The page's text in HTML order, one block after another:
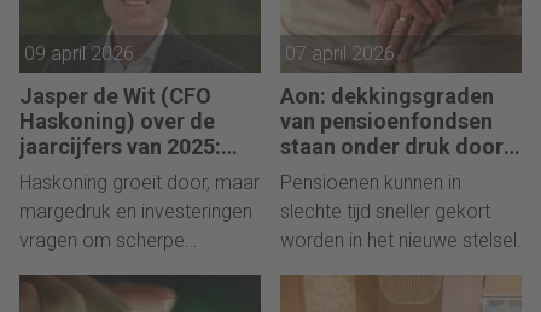
09 april 2026
Jasper de Wit (CFO
Haskoning) over de
jaarcijfers van 2025:
“Ondanks uitdagende
marktomstandigheden
voor hernieuwbare
energie en offshore
wind, was 2025 een
sterk jaar.”
Haskoning groeit door, maar
margedruk en investeringen
vragen om scherpe
07 april 2026
Aon: dekkingsgraden
van pensioenfondsen
staan onder druk door
geopolitieke
spanningen
Pensioenen kunnen in
slechte tijd sneller gekort
worden in het nieuwe stelsel.